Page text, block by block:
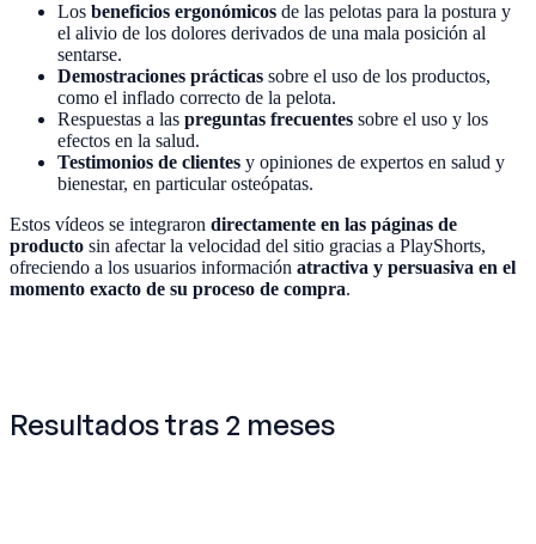
Los beneficios ergonómicos de las pelotas para la postura y
el alivio de los dolores derivados de una mala posición al
sentarse.
Demostraciones prácticas sobre el uso de los productos,
como el inflado correcto de la pelota.
Respuestas a las preguntas frecuentes sobre el uso y los
efectos en la salud.
Testimonios de clientes y opiniones de expertos en salud y
bienestar, en particular osteópatas.
Estos vídeos se integraron directamente en las páginas de
producto sin afectar la velocidad del sitio gracias a PlayShorts,
ofreciendo a los usuarios información atractiva y persuasiva en el
momento exacto de su proceso de compra.
Resultados tras 2 meses